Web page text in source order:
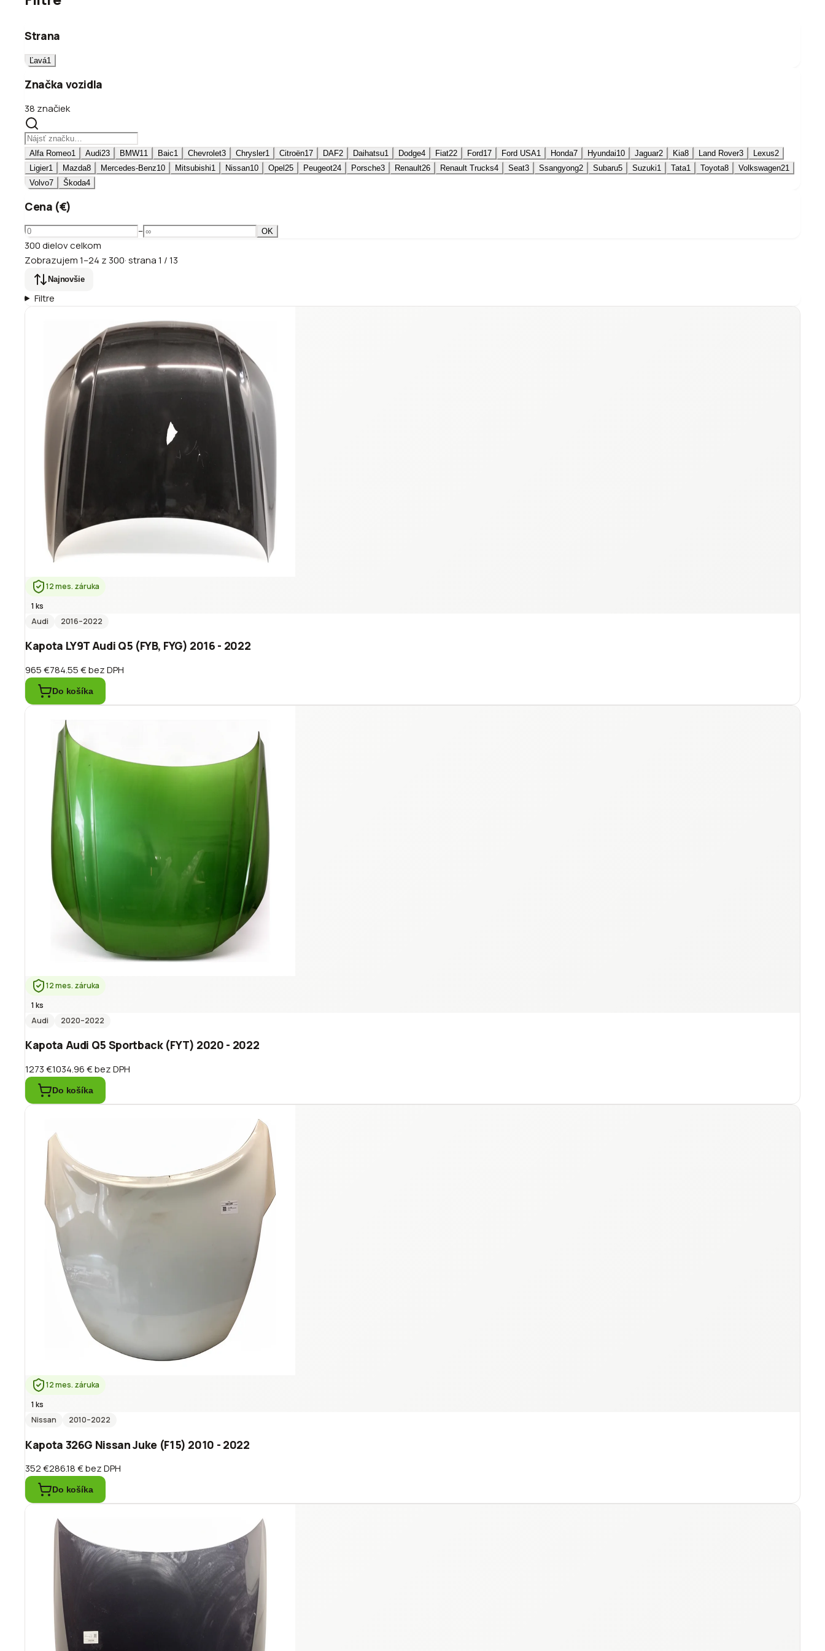
Strana
Ľavá1
Značka vozidla
38 značiek
Alfa Romeo1 Audi23 BMW11 Baic1 Chevrolet3 Chrysler1 Citroën17 DAF2 Daihatsu1 Dodge4 Fiat22 Ford17 Ford USA1 Honda7 Hyundai10 Jaguar2 Kia8 Land Rover3 Lexus2
Ligier1 Mazda8 Mercedes-Benz10 Mitsubishi1 Nissan10 Opel25 Peugeot24 Porsche3 Renault26 Renault Trucks4 Seat3 Ssangyong2 Subaru5 Suzuki1 Tata1 Toyota8 Volkswagen21
Volvo7 Škoda4
Cena (€)
– OK
300dielovcelkom
Zobrazujem1–24 z 300·strana1 /13
Najnovšie
Filtre
12 mes. záruka
1 ks
Audi
2016–2022
Kapota LY9T Audi Q5 (FYB, FYG) 2016 - 2022
965 €784.55 €bez DPH
Do košíka
12 mes. záruka
1 ks
Audi
2020–2022
Kapota Audi Q5 Sportback (FYT) 2020 - 2022
1273 €1034.96 €bez DPH
Do košíka
12 mes. záruka
1 ks
Nissan
2010–2022
Kapota 326G Nissan Juke (F15) 2010 - 2022
352 €286.18 €bez DPH
Do košíka